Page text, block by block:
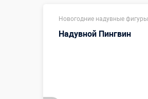
Новогодние надувные фигуры
Надувной Пингвин